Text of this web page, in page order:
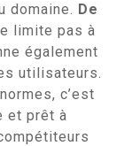
domaine. De
limite pas à
également
utilisateurs.
c’est
et prêt à